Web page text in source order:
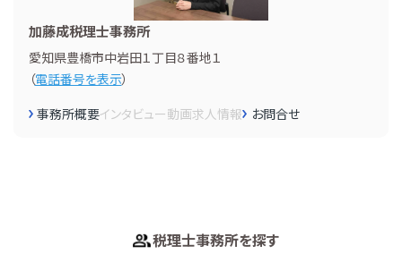
加藤成税理士事務所
愛知県豊橋市中岩田１丁目８番地１
（電話番号を表示）
事務所概要インタビュー動画求人情報 お問合せ
税理士事務所を探す